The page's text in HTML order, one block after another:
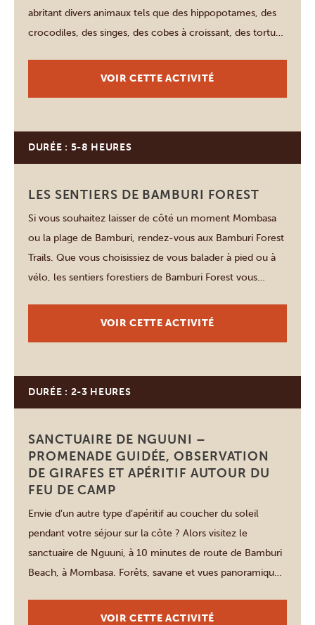
abritant divers animaux tels que des hippopotames, des
crocodiles, des singes, des cobes à croissant, des tortues
terrain vague avant que le Dr Haller ne […]
VOIR CETTE ACTIVITÉ
DURÉE : 5-8 HEURES
LES SENTIERS DE BAMBURI FOREST
Si vous souhaitez laisser de côté un moment Mombasa
ou la plage de Bamburi, rendez-vous aux Bamburi Forest
Trails. Que vous choisissiez de vous balader à pied ou à
vélo, les sentiers forestiers de Bamburi Forest vous
tranquille, abritant de nombreuses espèces de palmiers
VOIR CETTE ACTIVITÉ
DURÉE : 2-3 HEURES
SANCTUAIRE DE NGUUNI –
PROMENADE GUIDÉE, OBSERVATION
DE GIRAFES ET APÉRITIF AUTOUR DU
FEU DE CAMP
Envie d’un autre type d’apéritif au coucher du soleil
pendant votre séjour sur la côte ? Alors visitez le
sanctuaire de Nguuni, à 10 minutes de route de Bamburi
Beach, à Mombasa. Forêts, savane et vues panoramiques
Faites une promenade guidée de 30 minutes, observez
VOIR CETTE ACTIVITÉ